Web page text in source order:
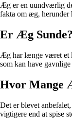
Æg er en uundværlig
fakta om æg, herunder
Er Æg Sunde?
Æg har længe været et
som kan have
Hvor Mange
Det er blevet
vigtigere end at spise